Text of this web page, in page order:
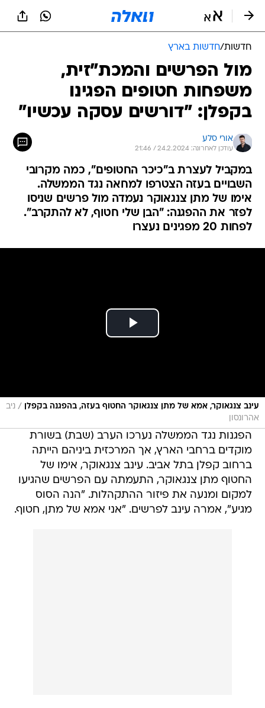
חדשות/חדשות בארץ
מול הפרשים והמכת"זית,
משפחות חטופים הפגינו
בקפלן: "דורשים עסקה עכשיו"
אורי סלע
עודכן לאחרונה: 24.2.2024 / 21:46
במקביל לעצרת ב"כיכר החטופים", כמה מקרובי
השבויים בעזה הצטרפו למחאה נגד הממשלה.
אימו של מתן צנגאוקר נעמדה מול פרשים שניסו
לפזר את ההפגנה: "הבן שלי חטוף, לא להתקרב".
לפחות 20 מפגינים נעצרו
עינב צנגאוקר, אמא של מתן צנגאוקר החטוף בעזה, בהפגנה בקפלן / ניב
אהרונסון
הפגנות נגד הממשלה נערכו הערב (שבת) בשורת
מוקדים ברחבי הארץ, אך המרכזית ביניהם הייתה
ברחוב קפלן בתל אביב. עינב צנגאוקר, אימו של
החטוף מתן צנגאוקר, התעמתה עם הפרשים שהגיעו
למקום ומנעה את פיזור ההתקהלות. "הנה הסוס
מגיע", אמרה עינב לפרשים. "אני אמא של מתן, חטוף.